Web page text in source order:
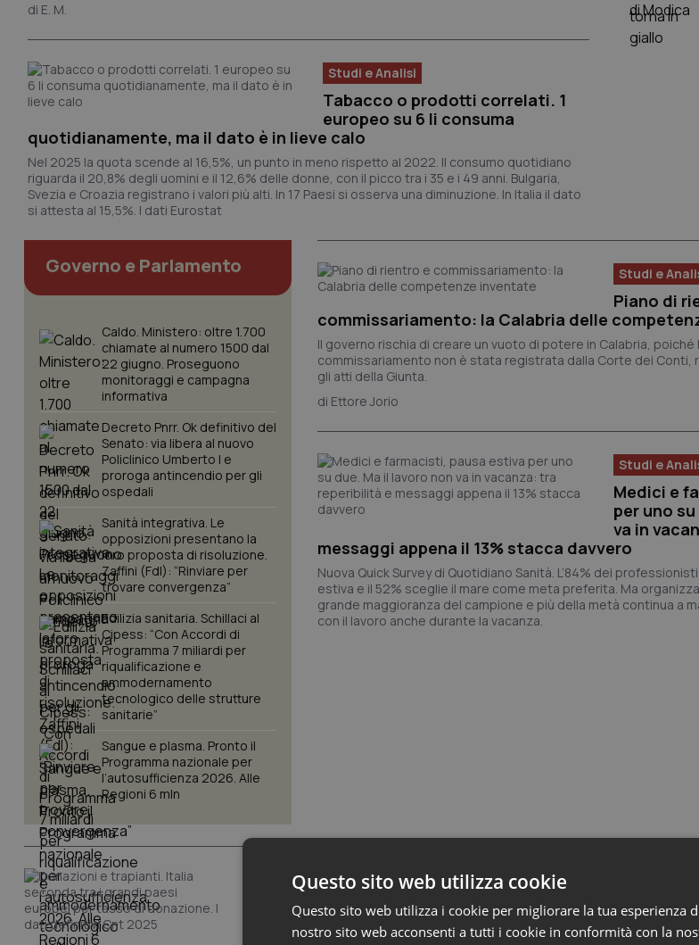
E. M.
Studi e Analisi
Tabacco o prodotti correlati. 1
europeo su 6 li consuma
quotidianamente, ma il dato è in lieve calo
Nel 2025 la quota scende al 16,5%, un punto in meno rispetto al 2022. Il consumo quotidiano
riguarda il 20,8% degli uomini e il 12,6% delle donne, con il picco tra i 35 e i 49 anni. Bulgaria,
Svezia e Croazia registrano i valori più alti. In 17 Paesi si osserva una diminuzione. In Italia il dato
si attesta al 15,5%. I dati Eurostat
Governo e Parlamento
Caldo. Ministero: oltre 1.700
chiamate al numero 1500 dal
22 giugno. Proseguono
monitoraggi e campagna
informativa
Decreto Pnrr. Ok definitivo del
Senato: via libera al nuovo
Policlinico Umberto I e
proroga antincendio per gli
ospedali
Sanità integrativa. Le
opposizioni presentano la
loro proposta di risoluzione.
Zaffini (FdI): “Rinviare per
trovare convergenza”
Edilizia sanitaria. Schillaci al
Cipess: “Con Accordi di
Programma 7 miliardi per
riqualificazione e
ammodernamento
tecnologico delle strutture
sanitarie”
Sangue e plasma. Pronto il
Programma nazionale per
l’autosufficienza 2026. Alle
Regioni 6 mln
Studi e
Piano di
commissariamento: la Calabria delle
Il governo rischia di creare un vuoto di potere in Calabria,
commissariamento non è stata registrata dalla Corte dei Conti,
gli atti della Giunta.
Ettore Jorio
Studi e
Medici e
per uno
va in
messaggi appena il 13% stacca davvero
Nuova Quick Survey di Quotidiano Sanità. L’84% dei
estiva e il 52% sceglie il mare come meta preferita. Ma
grande maggioranza del campione e più della metà continua a
con il lavoro anche durante la vacanza.
Studi e Analisi
Donazioni e trapianti.
Italia seconda tra i
Questo sito web utilizza cookie
Questo sito web utilizza i cookie per migliorare la tua esperienza
nostro sito web acconsenti a tutti i cookie in conformità con la